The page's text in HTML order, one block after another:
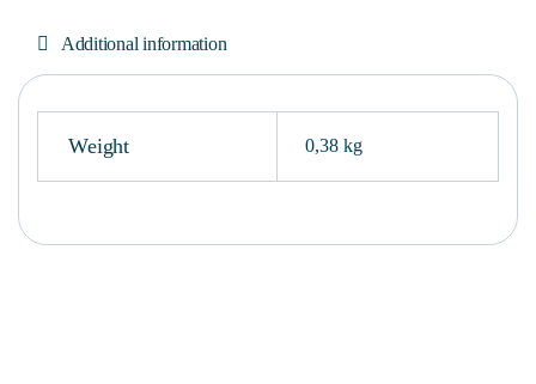
Additional information
Weight 0,38 kg